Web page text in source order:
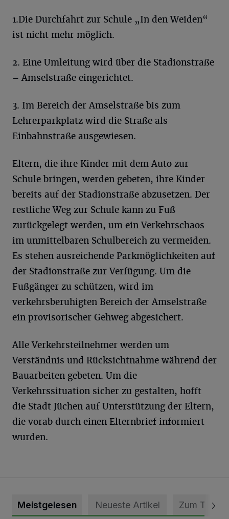
1.Die Durchfahrt zur Schule „In den Weiden“
ist nicht mehr möglich.
2. Eine Umleitung wird über die Stadionstraße
– Amselstraße eingerichtet.
3. Im Bereich der Amselstraße bis zum
Lehrerparkplatz wird die Straße als
Einbahnstraße ausgewiesen.
Eltern, die ihre Kinder mit dem Auto zur
Schule bringen, werden gebeten, ihre Kinder
bereits auf der Stadionstraße abzusetzen. Der
restliche Weg zur Schule kann zu Fuß
zurückgelegt werden, um ein Verkehrschaos
im unmittelbaren Schulbereich zu vermeiden.
Es stehen ausreichende Parkmöglichkeiten auf
der Stadionstraße zur Verfügung. Um die
Fußgänger zu schützen, wird im
verkehrsberuhigten Bereich der Amselstraße
ein provisorischer Gehweg abgesichert.
Alle Verkehrsteilnehmer werden um
Verständnis und Rücksichtnahme während der
Bauarbeiten gebeten. Um die
Verkehrssituation sicher zu gestalten, hofft
die Stadt Jüchen auf Unterstützung der Eltern,
die vorab durch einen Elternbrief informiert
wurden.
Meistgelesen Neueste Artikel Zum Thema